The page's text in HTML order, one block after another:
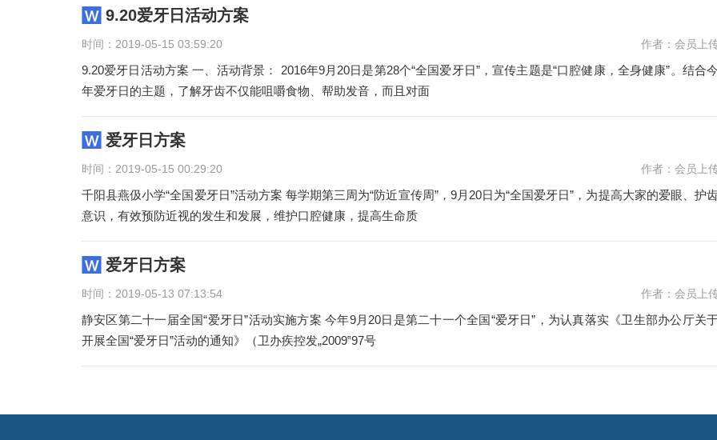
9.20爱牙日活动方案
时间：2019-05-15 03:59:20 作者：会员上
9.20爱牙日活动方案 一、活动背景： 2016年9月20日是第28个“全国爱牙日”，宣传主题是“口腔健康，全身健康”。结合今
年爱牙日的主题，了解牙齿不仅能咀嚼食物、帮助发音，而且对面
爱牙日方案
时间：2019-05-15 00:29:20 作者：会员上
千阳县燕伋小学“全国爱牙日”活动方案 每学期第三周为“防近宣传周”，9月20日为“全国爱牙日”，为提高大家的爱眼、护
意识，有效预防近视的发生和发展，维护口腔健康，提高生命质
爱牙日方案
时间：2019-05-13 07:13:54 作者：会员上
静安区第二十一届全国“爱牙日”活动实施方案 今年9月20日是第二十一个全国“爱牙日”，为认真落实《卫生部办公厅关
开展全国“爱牙日”活动的通知》（卫办疾控发„2009‟97号
导